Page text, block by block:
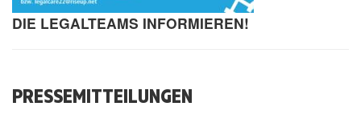
DIE LEGALTEAMS INFORMIEREN!
PRESSEMITTEILUNGEN